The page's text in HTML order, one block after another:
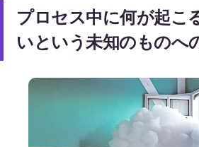
プロセス中に何が起こ
いという未知のものへ